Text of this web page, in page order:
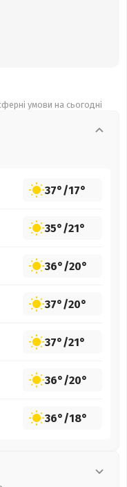
умови на сьогодні
37°/17°
35°/21°
36°/20°
37°/20°
37°/21°
36°/20°
36°/18°